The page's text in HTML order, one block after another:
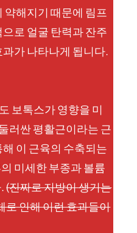
약해지기 때문에 림프
로 얼굴 탄력과 잔주
가 나타나게 됩니다.
보톡스가 영향을 미
러싼 평활근이라는 근
이 근육의 수축되는
미세한 부종과 볼륨
.(진짜로 지방이 생기는
로 인해 이런 효과들이